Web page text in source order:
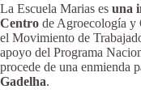
La Escuela Marias es una
Centro de Agroecología y
el Movimiento de
apoyo del Programa
procede de una enmienda
Gadelha.